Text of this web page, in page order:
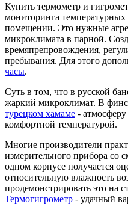
Купить термометр и
мониторинга
помещении. Это нужные
микроклимата в парной.
времяпрепровождения,
пребывания. Для этого
часы.
Суть в том, что в русской
жаркий микроклимат. В
турецком хамаме -
комфортной температурой.
Многие производители
измерительного прибора со
одном корпусе получается
относительную влажность
продемонстрировать это на
Термогигрометр - удачный